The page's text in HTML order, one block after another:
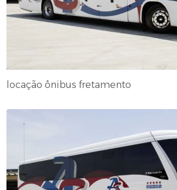
locação ônibus fretamento